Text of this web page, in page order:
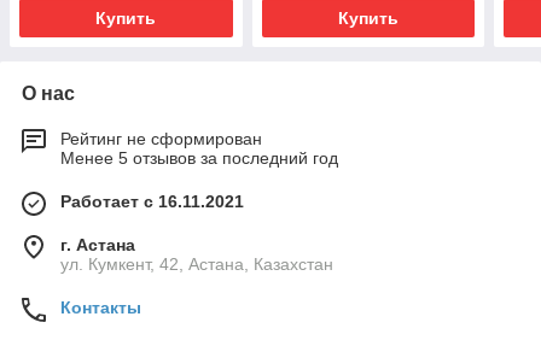
Купить Купить
О нас
Рейтинг не сформирован
Менее 5 отзывов за последний год
Работает с 16.11.2021
г. Астана
ул. Кумкент, 42, Астана, Казахстан
Контакты